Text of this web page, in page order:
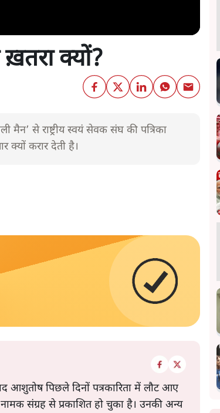
क्यों?
से राष्ट्रीय स्वयं सेवक संघ की पत्रिका
क्यों करार देती है।
आशुतोष पिछले दिनों पत्रकारिता में लौट आए
संग्रह से प्रकाशित हो चुका है। उनकी अन्य